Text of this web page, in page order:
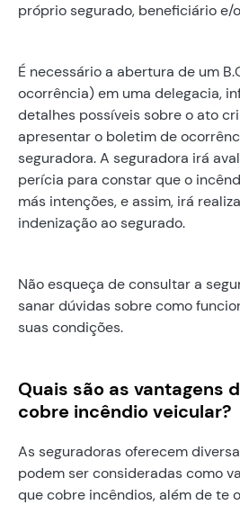
próprio segurado, beneficiário e/
É necessário a abertura de um
ocorrência) em uma delegacia,
detalhes possíveis sobre o ato
apresentar o boletim de
seguradora. A seguradora irá
perícia para constar que o
más intenções, e assim, irá
indenização ao segurado.
Não esqueça de consultar a
sanar dúvidas sobre como
suas condições.
Quais são as vantagens
cobre incêndio veicular?
As seguradoras oferecem
podem ser consideradas como
que cobre incêndios, além de te